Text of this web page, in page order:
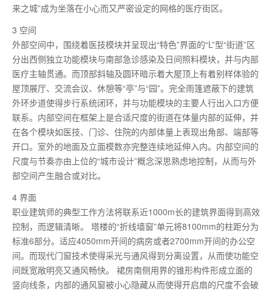
来之城”成为坐落在小心而又严密设定的网格的医疗街区。
3 空间
外部空间中，围绕着医技模块并呈现出“特色”界面的“L”型“街道”区
分出西侧独立功能模块与南部急诊感染及日间照料模块，并与内部
医疗主轴贯通。而顶部斜轴及圆环暗示着大屋顶上有着别样体验的
屋顶展厅、交流会议、休憩等“亭”与“园”。完全雨篷遮蔽下的建筑
外环步道使得步行系统闭环，并与功能模块的主要人行出入口方便
联系。内部空间在框架上是合适尺度的街道在体量内部的延伸，并
在各个模块如医技、门诊、住院的内部体量上表现出角部、端部等
开口。室外的地面及立面模数亦完整连续地延伸入内。内部空间的
尺度与节奏亦由上位的“城市设计”概念深思熟虑地控制，从而与外
部空间产生融合或对比。
4 界面
职业建筑师的典型工作方法将联系近1000m长的建筑界面得到高效
控制，而逻辑清晰。 塔楼的“折线墙窗”单元将8100mm的柱距分为
标准6部分。适应4050mm开间的病房或者2700mm开间的办公空
间。而现代门窗技术使得采光与通风得到分离设置，从而使功能空
间既宽敞明亮又通风畅快。 裙房南侧用界的锥形构件形成立面的
竖向线条，内部的通风窗被小心隐藏从而使得开启扇的尺度不会破